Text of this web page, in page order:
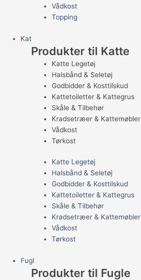
Vådkost
Topping
Kat
Produkter til Katte
Katte Legetøj
Halsbånd & Seletøj
Godbidder & Kosttilskud
Kattetoiletter & Kattegrus
Skåle & Tilbehør
Kradsetræer & Kattemøbler
Vådkost
Tørkost
Katte Legetøj
Halsbånd & Seletøj
Godbidder & Kosttilskud
Kattetoiletter & Kattegrus
Skåle & Tilbehør
Kradsetræer & Kattemøbler
Vådkost
Tørkost
Fugl
Produkter til Fugle